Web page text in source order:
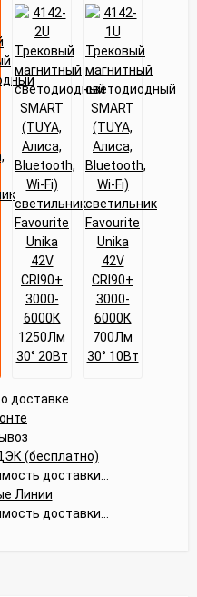
доставке
(бесплатно)
доставки...
Линии
доставки...